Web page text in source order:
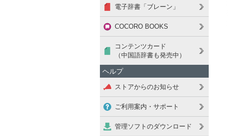
電子辞書「ブレーン」
COCORO BOOKS
コンテンツカード
（中国語辞書も発売中）
ヘルプ
ストアからのお知らせ
ご利用案内・サポート
管理ソフトのダウンロード